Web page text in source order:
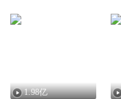
1.98亿